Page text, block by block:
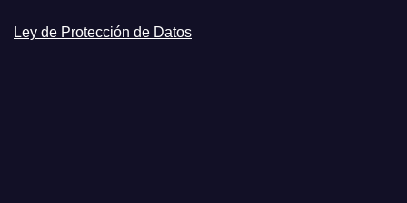
Ley de Protección de Datos